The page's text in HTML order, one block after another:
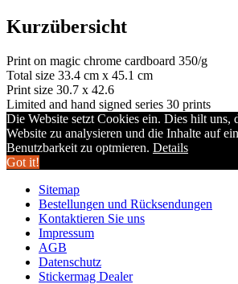
Kurzübersicht
Print on magic chrome cardboard 350/g
Total size 33.4 cm x 45.1 cm
Print size 30.7 x 42.6
Limited and hand signed series 30 prints
Die Website setzt Cookies ein. Dies hilt uns,
Website zu analysieren und die Inhalte auf
Benutzbarkeit zu optmieren. Details
Got it!
Sitemap
Bestellungen und Rücksendungen
Kontaktieren Sie uns
Impressum
AGB
Datenschutz
Stickermag Dealer